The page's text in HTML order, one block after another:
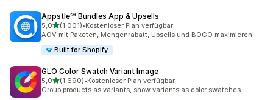
Appstle℠ Bundles App & Upsells
5,0von 5 Sternen
(1.001)
1001 Rezensionen insgesamt
•Kostenloser Plan verfügbar
AOV mit Paketen, Mengenrabatt, Upsells und BOGO maximieren
Built for Shopify
GLO Color Swatch Variant Image
5,0von 5 Sternen
(1.690)
1690 Rezensionen insgesamt
•Kostenloser Plan verfügbar
Group products as variants, show variants as color swatches